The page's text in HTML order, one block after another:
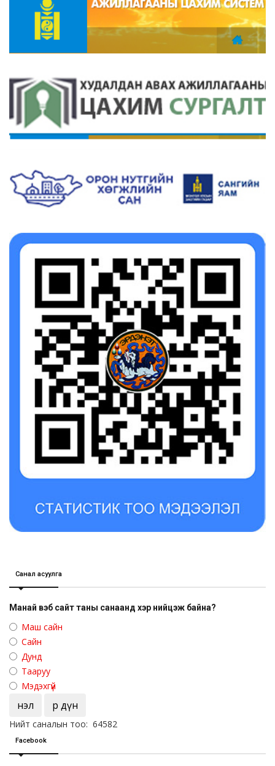
Санал асуулга
Манай вэб сайт таны санаанд хэр нийцэж байна?
Маш сайн
Сайн
Дунд
Тааруу
Мэдэхгүй
Үнэл Үр дүн
Нийт саналын тоо: 64582
Facebook